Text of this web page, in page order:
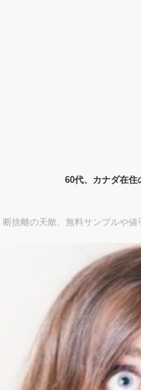
60代、カナダ在住
断捨離の天敵、無料サンプルや